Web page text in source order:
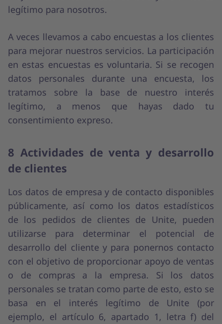
legítimo para nosotros.
A veces llevamos a cabo encuestas a los clientes
para mejorar nuestros servicios. La participación
en estas encuestas es voluntaria. Si se recogen
datos personales durante una encuesta, los
tratamos sobre la base de nuestro interés
legítimo, a menos que hayas dado tu
consentimiento expreso.
8 Actividades de venta y desarrollo
de clientes
Los datos de empresa y de contacto disponibles
públicamente, así como los datos estadísticos
de los pedidos de clientes de Unite, pueden
utilizarse para determinar el potencial de
desarrollo del cliente y para ponernos contacto
con el objetivo de proporcionar apoyo de ventas
o de compras a la empresa. Si los datos
personales se tratan como parte de esto, esto se
basa en el interés legítimo de Unite (por
ejemplo, el artículo 6, apartado 1, letra f) del